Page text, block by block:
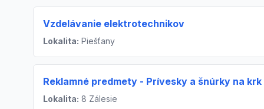
Vzdelávanie elektrotechnikov
Lokalita: Piešťany
Reklamné predmety - Prívesky a šnúrky na krk
Lokalita: 8 Zálesie